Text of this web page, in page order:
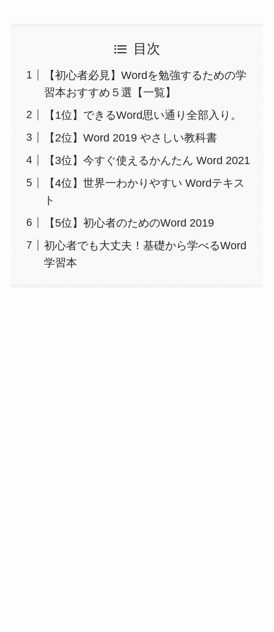
目次
【初心者必見】Wordを勉強するための学
習本おすすめ５選【一覧】
【1位】できるWord思い通り全部入り。
【2位】Word 2019 やさしい教科書
【3位】今すぐ使えるかんたん Word 2021
【4位】世界一わかりやすい Wordテキス
ト
【5位】初心者のためのWord 2019
初心者でも大丈夫！基礎から学べるWord
学習本